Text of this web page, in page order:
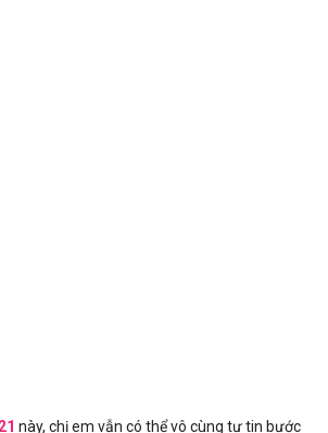
này, chị em vẫn có thể vô cùng tự tin bước